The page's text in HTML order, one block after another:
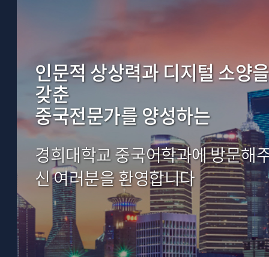
인문적 상상력과 디지털 소양을
갖춘
중국전문가를 양성하는
경희대학교 중국어학과에 방문해
신 여러분을 환영합니다